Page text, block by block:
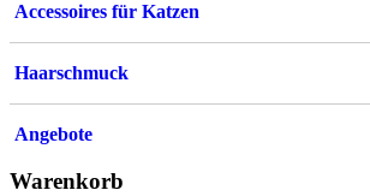
Accessoires für Katzen
Haarschmuck
Angebote
Warenkorb